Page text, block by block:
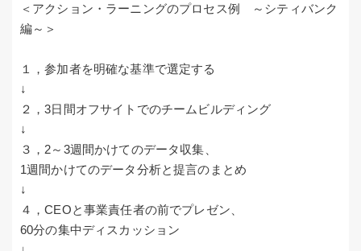
＜アクション・ラーニングのプロセス例 ～シティバンク
編～＞
１，参加者を明確な基準で選定する
↓
２，3日間オフサイトでのチームビルディング
↓
３，2～3週間かけてのデータ収集、
1週間かけてのデータ分析と提言のまとめ
↓
４，CEOと事業責任者の前でプレゼン、
60分の集中ディスカッション